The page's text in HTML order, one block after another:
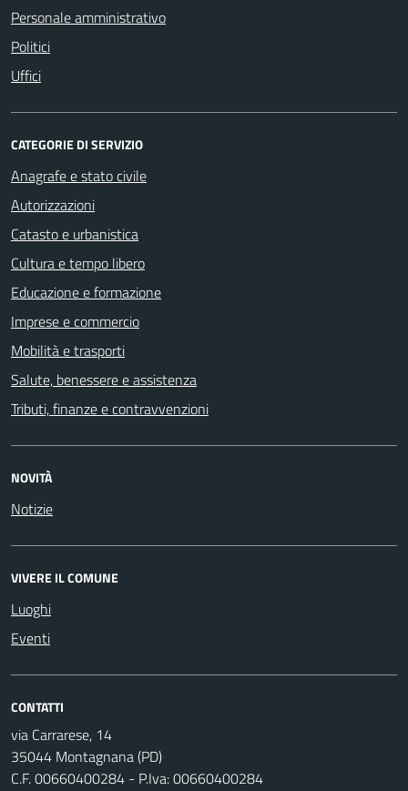
Personale amministrativo
Politici
Uffici
CATEGORIE DI SERVIZIO
Anagrafe e stato civile
Autorizzazioni
Catasto e urbanistica
Cultura e tempo libero
Educazione e formazione
Imprese e commercio
Mobilità e trasporti
Salute, benessere e assistenza
Tributi, finanze e contravvenzioni
NOVITÀ
Notizie
VIVERE IL COMUNE
Luoghi
Eventi
CONTATTI
via Carrarese, 14
35044 Montagnana (PD)
C.F. 00660400284 - P.Iva: 00660400284